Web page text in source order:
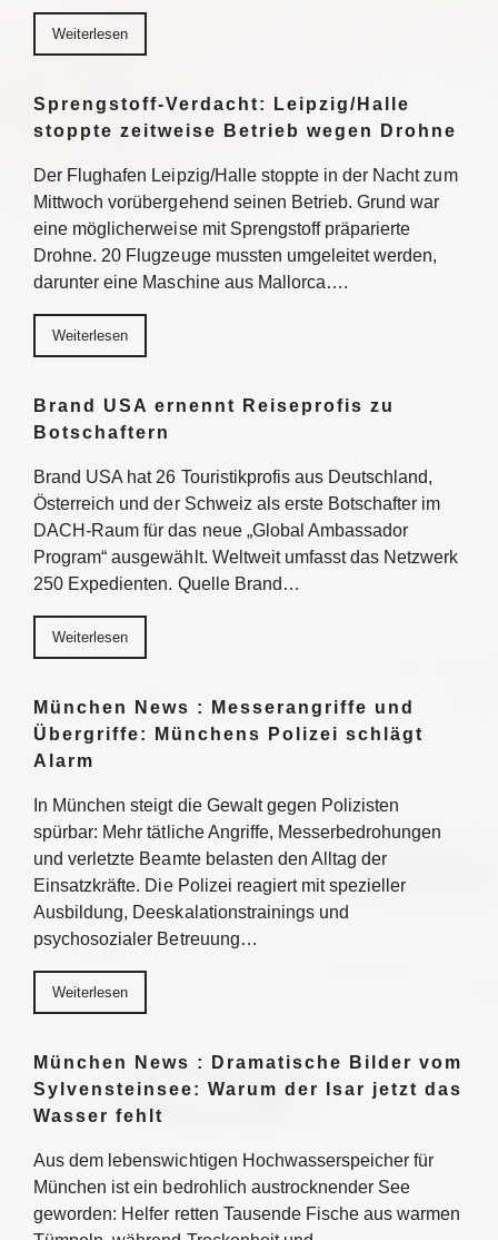
Weiterlesen
Sprengstoff-Verdacht: Leipzig/Halle
stoppte zeitweise Betrieb wegen Drohne
Der Flughafen Leipzig/Halle stoppte in der Nacht zum
Mittwoch vorübergehend seinen Betrieb. Grund war
eine möglicherweise mit Sprengstoff präparierte
Drohne. 20 Flugzeuge mussten umgeleitet werden,
darunter eine Maschine aus Mallorca….
Weiterlesen
Brand USA ernennt Reiseprofis zu
Botschaftern
Brand USA hat 26 Touristikprofis aus Deutschland,
Österreich und der Schweiz als erste Botschafter im
DACH-Raum für das neue „Global Ambassador
Program“ ausgewählt. Weltweit umfasst das Netzwerk
250 Expedienten. Quelle Brand…
Weiterlesen
München News : Messerangriffe und
Übergriffe: Münchens Polizei schlägt
Alarm
In München steigt die Gewalt gegen Polizisten
spürbar: Mehr tätliche Angriffe, Messerbedrohungen
und verletzte Beamte belasten den Alltag der
Einsatzkräfte. Die Polizei reagiert mit spezieller
Ausbildung, Deeskalationstrainings und
psychosozialer Betreuung…
Weiterlesen
München News : Dramatische Bilder vom
Sylvensteinsee: Warum der Isar jetzt das
Wasser fehlt
Aus dem lebenswichtigen Hochwasserspeicher für
München ist ein bedrohlich austrocknender See
geworden: Helfer retten Tausende Fische aus warmen